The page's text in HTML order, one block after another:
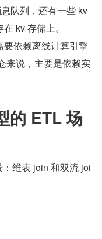
队列，还有一些 kv
kv 存储上。
要依赖离线计算引擎
来说，主要是依赖实
的 ETL 场
维表 join 和双流 joi